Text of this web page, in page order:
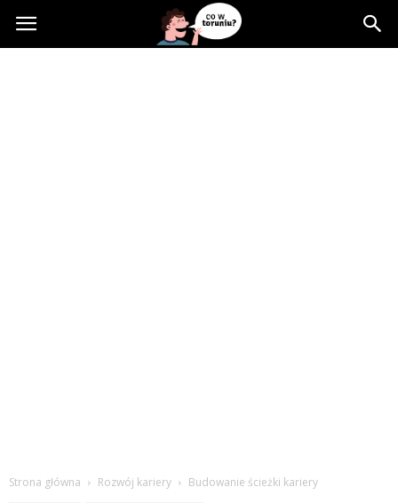
Cowtoruniu.pl
Strona główna Rozwój kariery Budowanie ścieżki kariery